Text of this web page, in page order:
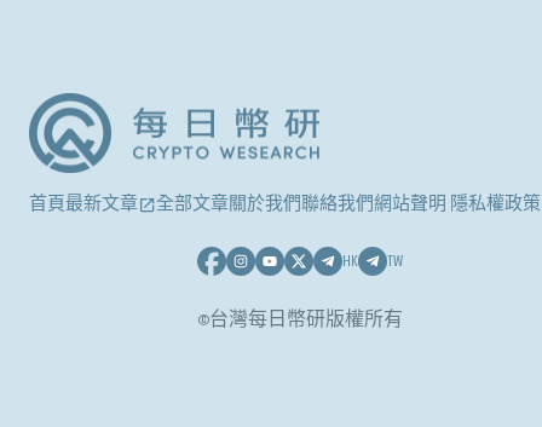
首頁最新文章 全部文章關於我們聯絡我們網站聲明 隱私權政策
HK TW
©台灣每日幣研版權所有